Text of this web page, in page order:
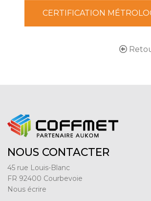
CERTIFICATION
NOUS CONTACTER
45 rue Louis-Blanc
FR 92400 Courbevoie
Nous écrire